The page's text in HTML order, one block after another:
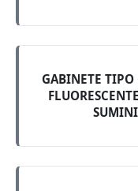
GABINETE TIPO